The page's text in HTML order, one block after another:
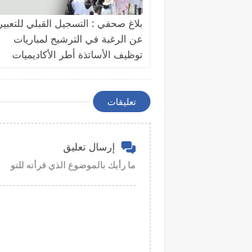
بلاغ صحفي : التسجيل القبلي للتعبير
عن الرغبة في الترشيح لمباريات
توظيف الأساتذة أطر الأكاديميات
تعليقات
إرسال تعليق
ما رأيك بالموضوع الذي قرأته للتو